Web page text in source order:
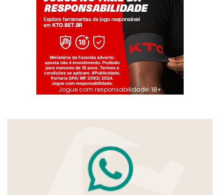
Jogue com responsabilidade. 18+